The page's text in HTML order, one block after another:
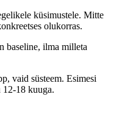
küsimustele. Mitte
olukorras.
baseline, ilma milleta
vaid süsteem. Esimesi
12-18 kuuga.